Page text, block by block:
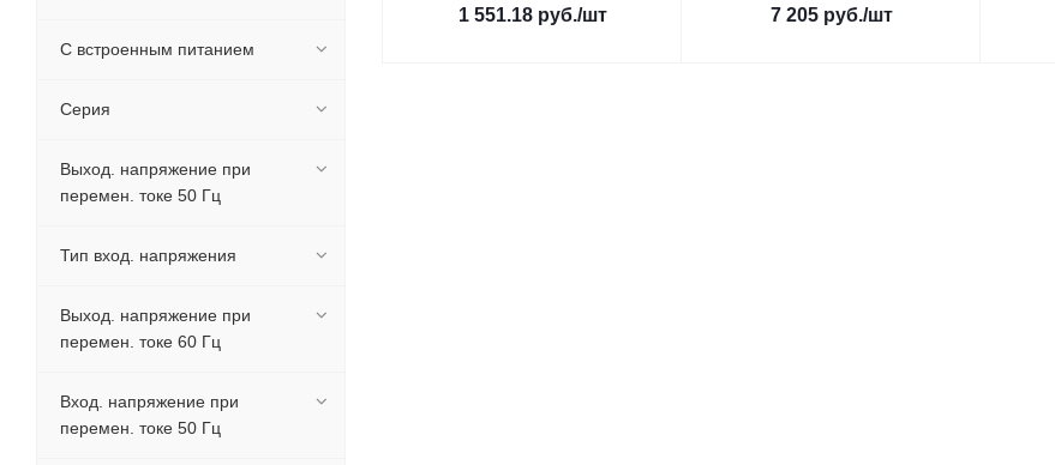
1 551.18руб./шт 7 205руб./шт
С встроенным питанием
Серия
Выход. напряжение при
перемен. токе 50 Гц
Тип вход. напряжения
Выход. напряжение при
перемен. токе 60 Гц
Вход. напряжение при
перемен. токе 50 Гц